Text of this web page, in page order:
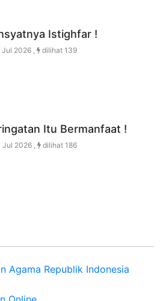
Istighfar !
2026 , dilihat 139
Itu Bermanfaat !
2026 , dilihat 186